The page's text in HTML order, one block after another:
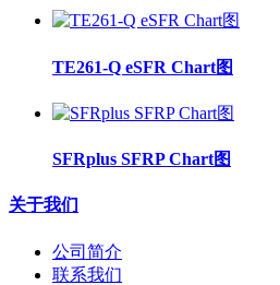
TE261-Q eSFR Chart图
SFRplus SFRP Chart图
关于我们
公司简介
联系我们